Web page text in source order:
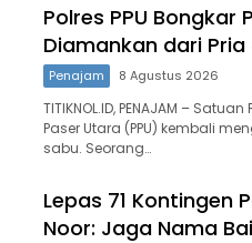
Polres PPU Bongkar
Diamankan dari Pria
Penajam 8 Agustus 2026
TITIKNOL.ID, PENAJAM –
Paser Utara (PPU) kembali
sabu. Seorang…
Lepas 71 Kontingen
Noor: Jaga Nama